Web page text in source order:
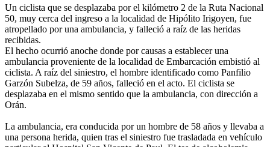
Un ciclista que se desplazaba por el kilómetro 2 de la Ruta Nacional
50, muy cerca del ingreso a la localidad de Hipólito Irigoyen, fue
atropellado por una ambulancia, y falleció a raíz de las heridas
recibidas.
El hecho ocurrió anoche donde por causas a establecer una
ambulancia proveniente de la localidad de Embarcación embistió al
ciclista. A raíz del siniestro, el hombre identificado como Panfilio
Garzón Subelza, de 59 años, falleció en el acto. El ciclista se
desplazaba en el mismo sentido que la ambulancia, con dirección a
Orán.
La ambulancia, era conducida por un hombre de 58 años y llevaba a
una persona herida, quien tras el siniestro fue trasladada en vehículo